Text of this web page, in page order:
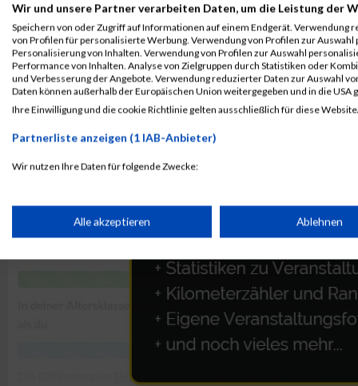
Wir und unsere Partner verarbeiten Daten, um die Leistung der
Speichern von oder Zugriff auf Informationen auf einem Endgerät. Verwendung
von Profilen für personalisierte Werbung. Verwendung von Profilen zur
Personalisierung von Inhalten. Verwendung von Profilen zur Auswahl
Performance von Inhalten. Analyse von Zielgruppen durch Statistiken oder
und Verbesserung der Angebote. Verwendung reduzierter Daten zur Auswahl
Daten können außerhalb der Europäischen Union weitergegeben und in die USA
Ihre Einwilligung und die cookie Richtlinie gelten ausschließlich für diese
Partnerliste anzeigen (1 IAB-Anbieter)
Wir nutzen Ihre Daten für folgende Zwecke:
Speichern von oder Zugriff auf Informationen auf einem
Verwendung reduzierter Daten zur Auswahl von
Erstellung von Profilen für personalisierte Werbung
Alle akzeptieren Ablehnen